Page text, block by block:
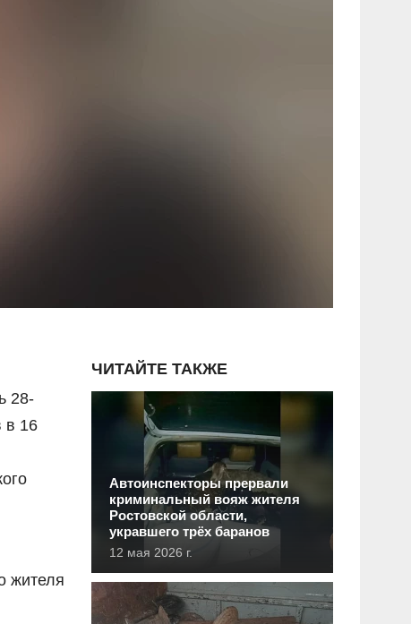
28-
в 16
жителя
ЧИТАЙТЕ ТАКЖЕ
Автоинспекторы прервали
криминальный вояж жителя
Ростовской области,
укравшего трёх баранов
12 мая 2026 г.